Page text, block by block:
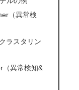
（異常検
ラスタリン
（異常検知&